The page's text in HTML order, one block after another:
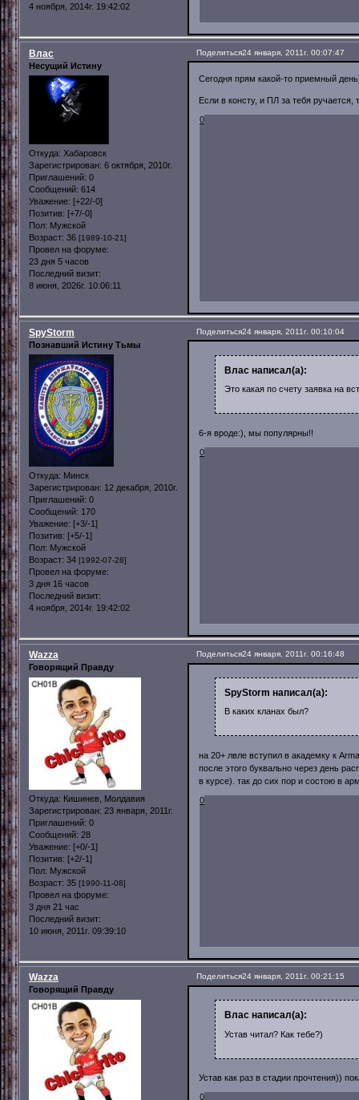
4 ноября, 2014г. 19:42:02
Поделиться24 января, 2011г. 00:07:47
Влас
Несущий Истину
Откуда: Хабаровск
Зарегистрирован: 6 октября, 2010г.
Приглашений: 0
Сообщений: 614
Уважение: [+22/-0]
Позитив: [+7/-0]
Пол: Мужской
Возраст: 36 [1989-10-21]
Провел на форуме:
23 дня 5 часов
Последний визит:
8 июня, 2026г. 10:06:11
Сегодня прям какой-то приемный
Если в консту, и ПЛ за тебя ручается,
0
Поделиться24 января, 2011г. 00:10:04
SpyStorm
Познавший Истину Тьмы
Откуда: Минск
Зарегистрирован: 12 декабря, 2010г.
Приглашений: 0
Сообщений: 170
Уважение: [+3/-1]
Позитив: [+5/-1]
Пол: Мужской
Возраст: 34 [1992-07-28]
Провел на форуме:
3 дня 16 часов
Последний визит:
4 ноября, 2014г. 19:42:02
Влас написал(а):
Это какая по счету заявка на
6-я вроде:), мы популярны!!
0
Поделиться24 января, 2011г. 00:16:48
Wazza
Говорящий Правду
Откуда: Кишинев, Молдавия
Зарегистрирован: 23 января, 2011г.
Приглашений: 0
Сообщений: 28
Уважение: [+0/-1]
Позитив: [+2/-1]
Пол: Мужской
Возраст: 35 [1990-11-08]
Провел на форуме:
3 дня 21 час
Последний визит:
10 июня, 2011г. 09:39:10
SpyStorm написал(а):
В каких кланах был?
на 20+ лвле вступил в академку к
после этого буквально через день
в курсе). так до сих пор и состою в
0
Поделиться24 января, 2011г. 00:21:15
Wazza
Говорящий Правду
Влас написал(а):
Устав читал? Как тебе?)
Устав как раз в стадии прочтения))
0